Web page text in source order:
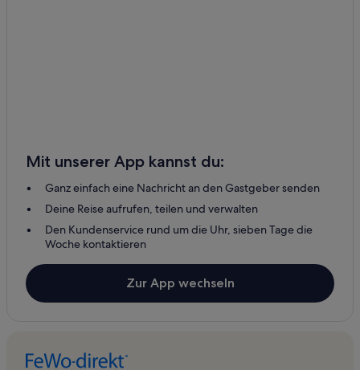
Mit unserer App kannst du:
Ganz einfach eine Nachricht an den Gastgeber senden
Deine Reise aufrufen, teilen und verwalten
Den Kundenservice rund um die Uhr, sieben Tage die
Woche kontaktieren
Zur App wechseln